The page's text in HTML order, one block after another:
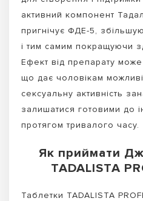
активний компонент
пригнічує ФДЕ-5,
і тим самим покращуючи
Ефект від препарату
що дає чоловікам
сексуальну активність
залишатися готовими до
протягом тривалого часу.
Як приймати
TADALISTA
Таблетки TADALISTA